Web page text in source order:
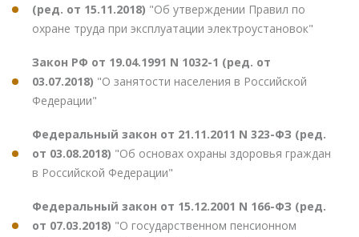
(ред. от 15.11.2018) "Об утверждении Правил по
охране труда при эксплуатации электроустановок"
Закон РФ от 19.04.1991 N 1032-1 (ред. от
03.07.2018) "О занятости населения в Российской
Федерации"
Федеральный закон от 21.11.2011 N 323-ФЗ (ред.
от 03.08.2018) "Об основах охраны здоровья граждан
в Российской Федерации"
Федеральный закон от 15.12.2001 N 166-ФЗ (ред.
от 07.03.2018) "О государственном пенсионном